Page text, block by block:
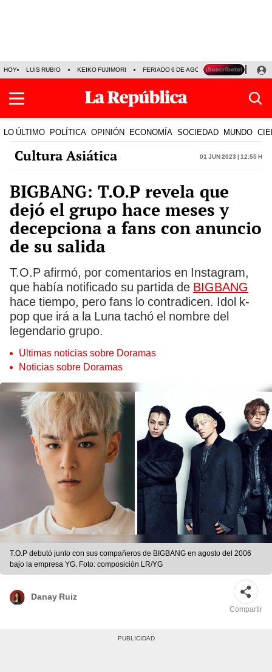
HOY LUIS RUBIO KEIKO FUJIMORI FERIADO 6 DE AGOSTO LA BELLA LUZ
LO ÚLTIMO POLÍTICA OPINIÓN ECONOMÍA SOCIEDAD MUNDO
Cultura Asiática 01 Jun 2023 | 12:55 h
BIGBANG: T.O.P revela que
dejó el grupo hace meses y
decepciona a fans con anuncio
de su salida
T.O.P afirmó, por comentarios en Instagram,
que había notificado su partida de BIGBANG
hace tiempo, pero fans lo contradicen. Idol k-
pop que irá a la Luna tachó el nombre del
legendario grupo.
Últimas noticias sobre Doramas
Noticias sobre Doramas
T.O.P debutó junto con sus compañeros de BIGBANG en agosto del 2006
bajo la empresa YG. Foto: composición LR/YG
Danay Ruiz
Compartir